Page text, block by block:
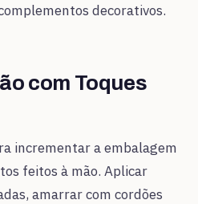
decorativos.
com Toques
incrementar a embalagem
feitos à mão. Aplicar
amarrar com cordões